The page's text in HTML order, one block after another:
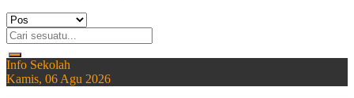
Info Sekolah
Kamis, 06 Agu 2026